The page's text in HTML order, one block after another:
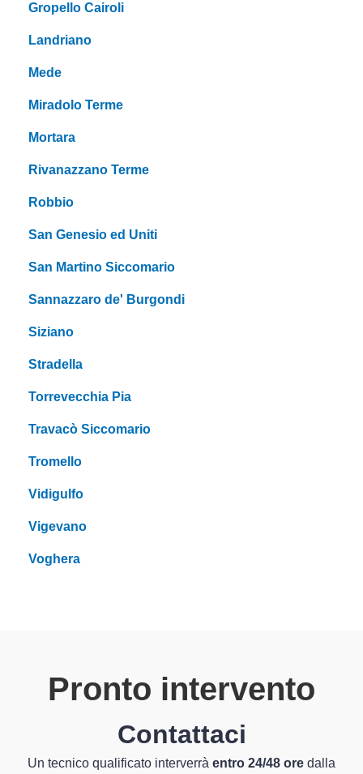
Gropello Cairoli
Landriano
Mede
Miradolo Terme
Mortara
Rivanazzano Terme
Robbio
San Genesio ed Uniti
San Martino Siccomario
Sannazzaro de' Burgondi
Siziano
Stradella
Torrevecchia Pia
Travacò Siccomario
Tromello
Vidigulfo
Vigevano
Voghera
Pronto intervento
Contattaci
Un tecnico qualificato interverrà entro 24/48 ore dalla